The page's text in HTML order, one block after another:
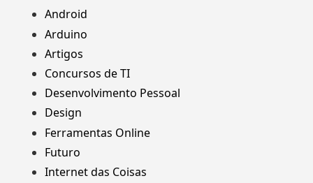
Android
Arduino
Artigos
Concursos de TI
Desenvolvimento Pessoal
Design
Ferramentas Online
Futuro
Internet das Coisas